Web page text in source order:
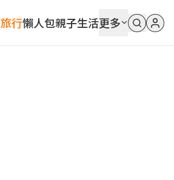
旅行懶人包親子生活更多